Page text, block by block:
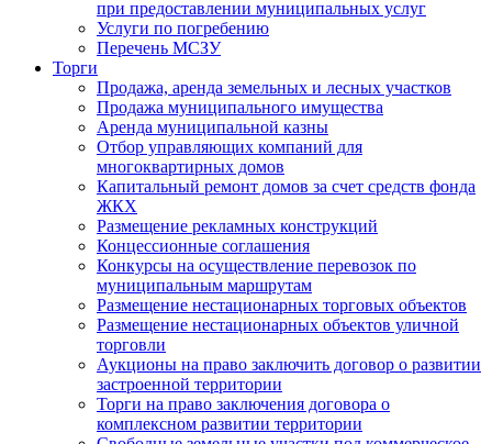
при предоставлении муниципальных услуг
Услуги по погребению
Перечень МСЗУ
Торги
Продажа, аренда земельных и лесных участков
Продажа муниципального имущества
Аренда муниципальной казны
Отбор управляющих компаний для
многоквартирных домов
Капитальный ремонт домов за счет средств фонда
ЖКХ
Размещение рекламных конструкций
Концессионные соглашения
Конкурсы на осуществление перевозок по
муниципальным маршрутам
Размещение нестационарных торговых объектов
Размещение нестационарных объектов уличной
торговли
Аукционы на право заключить договор о развитии
застроенной территории
Торги на право заключения договора о
комплексном развитии территории